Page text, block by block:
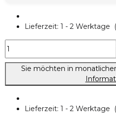
Lieferzeit: 1 - 2 Werktage
Sie möchten in
Lieferzeit: 1 - 2 Werktage